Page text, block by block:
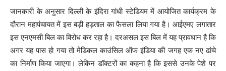
जानकारी के अनुसार दिल्ली के इंदिरा गांधी स्टेडियम में आयोजित कार्यक्रम के
दौरान महापंचायत में इस बड़ी हड़ताल का फैसला लिया गया है। आईएमए लगातार
इस एनएमसी बिल का विरोध कर रहा है। दरअसल इस बिल में यह प्रावधान है कि
अगर यह पास हो गया तो मेडिकल काउंसिल ऑफ इंडिया की जगह एक नए ढांचे
का निर्माण किया जाएगा। लेकिन डॉक्टरों का कहना है कि इससे उनके पेशे पर